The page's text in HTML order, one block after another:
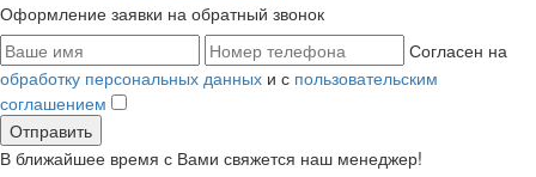
Оформление заявки на обратный звонок
Согласен на
обработку персональных данных и с пользовательским
соглашением
В ближайшее время с Вами свяжется наш менеджер!